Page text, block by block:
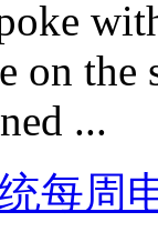
on the
...
每周